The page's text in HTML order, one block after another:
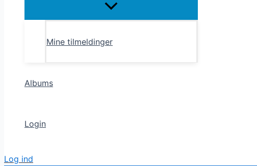
Menu
Mine tilmeldinger
Albums
Login
Log ind